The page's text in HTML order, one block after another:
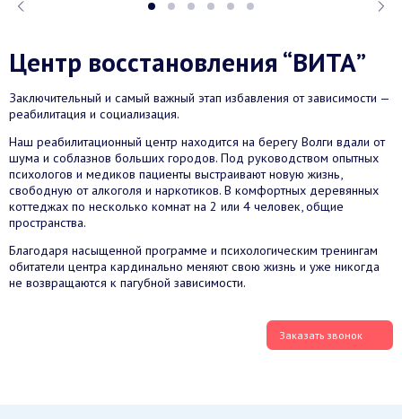
Центр восстановления “ВИТА”
Заключительный и самый важный этап избавления от зависимости —
реабилитация и социализация.
Наш реабилитационный центр находится на берегу Волги вдали от
шума и соблазнов больших городов. Под руководством опытных
психологов и медиков пациенты выстраивают новую жизнь,
свободную от алкоголя и наркотиков. В комфортных деревянных
коттеджах по несколько комнат на 2 или 4 человек, общие
пространства.
Благодаря насыщенной программе и психологическим тренингам
обитатели центра кардинально меняют свою жизнь и уже никогда
не возвращаются к пагубной зависимости.
Заказать звонок